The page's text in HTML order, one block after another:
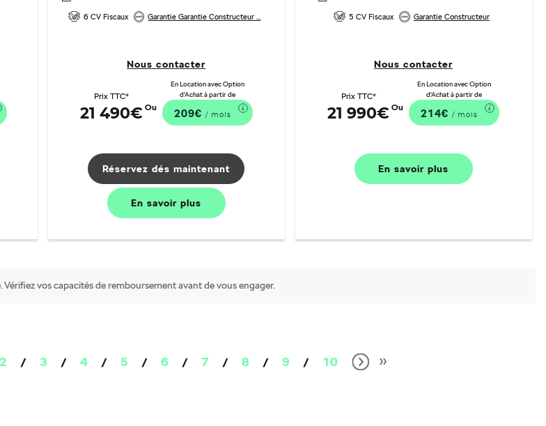
6 CV Fiscaux Garantie Garantie Constructeur ...
Nous contacter
Prix TTC*
21 490€ Ou
En Location avec Option
d'Achat à partir de
209€ / mois
Réservez dés maintenant
En savoirplus
5 CV Fiscaux Garantie Constructeur
Nous contacter
Prix TTC*
21 990€ Ou
En Location avec Option
d'Achat à partir de
214€/ mois
En savoirplus
vos capacités de remboursement avant de vous engager.
2 3 4 5 6 7 8 9 10